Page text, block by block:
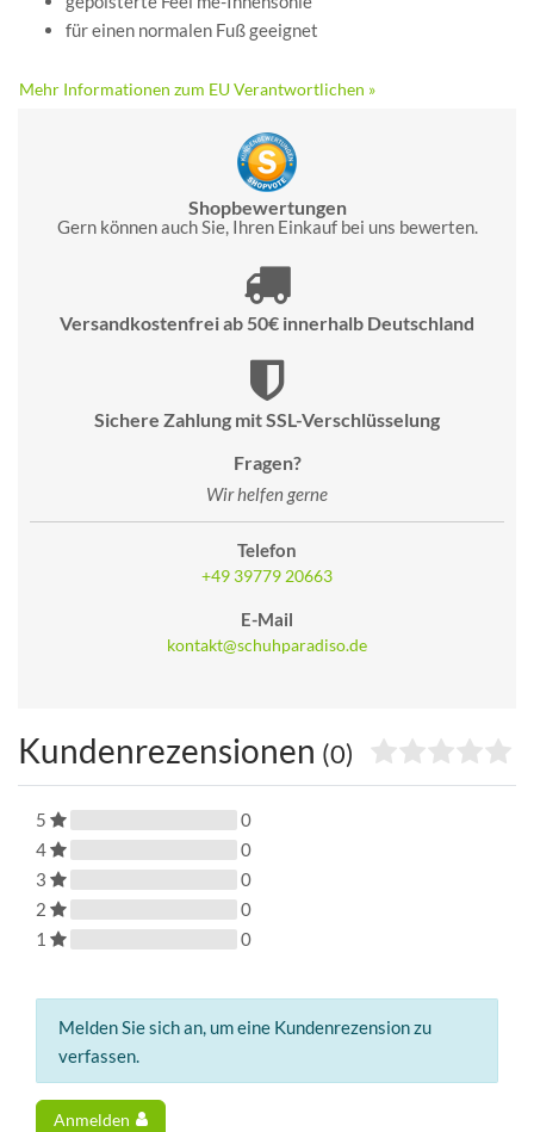
für einen normalen Fuß geeignet
Mehr Informationen zum EU Verantwortlichen »
Shopbewertungen
Gern können auch Sie, Ihren Einkauf bei uns bewerten.
Versandkostenfrei ab 50€ innerhalb Deutschland
Sichere Zahlung mit SSL-Verschlüsselung
Fragen?
Wir helfen gerne
Telefon
+49 39779 20663
E-Mail
kontakt@schuhparadiso.de
Kundenrezensionen (0)
5
0
4
0
3
0
2
0
1
0
Melden Sie sich an, um eine Kundenrezension zu
verfassen.
Anmelden